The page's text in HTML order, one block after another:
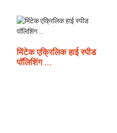
मिंटेक एक्रिलिक हाई स्पीड
पॉलिशिंग ...